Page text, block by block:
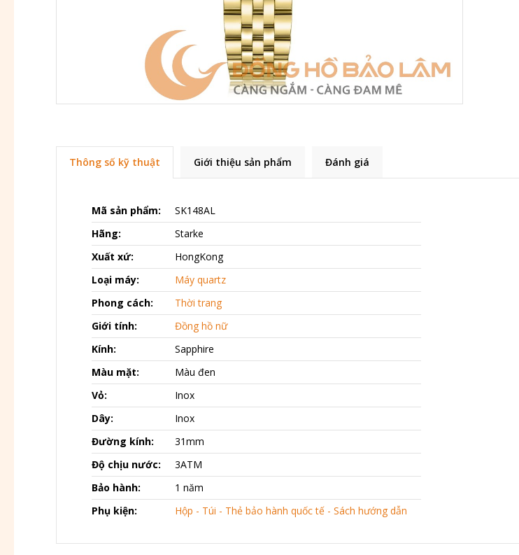
Thông số kỹ thuật Giới thiệu sản phẩm Đánh giá
Mã sản phẩm:
SK148AL
Hãng:
Starke
Xuất xứ:
HongKong
Loại máy:
Máy quartz
Phong cách:
Thời trang
Giới tính:
Đồng hồ nữ
Kính:
Sapphire
Màu mặt:
Màu đen
Vỏ:
Inox
Dây:
Inox
Đường kính:
31mm
Độ chịu nước:
3ATM
Bảo hành:
1 năm
Phụ kiện:
Hộp - Túi - Thẻ bảo hành quốc tế - Sách hướng dẫn